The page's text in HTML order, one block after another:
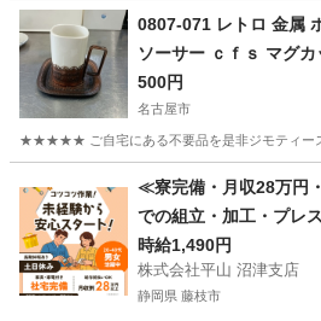
0807-071 レトロ 金属
ソーサー ｃｆｓ マグ
500円
名古屋市
★★★★★ ご自宅にある不要品を是非ジモティース
食器 工芸
≪寮完備・月収28万円
での組立・加工・プレ
時給1,490円
株式会社平山 沼津支店
静岡県 藤枝市